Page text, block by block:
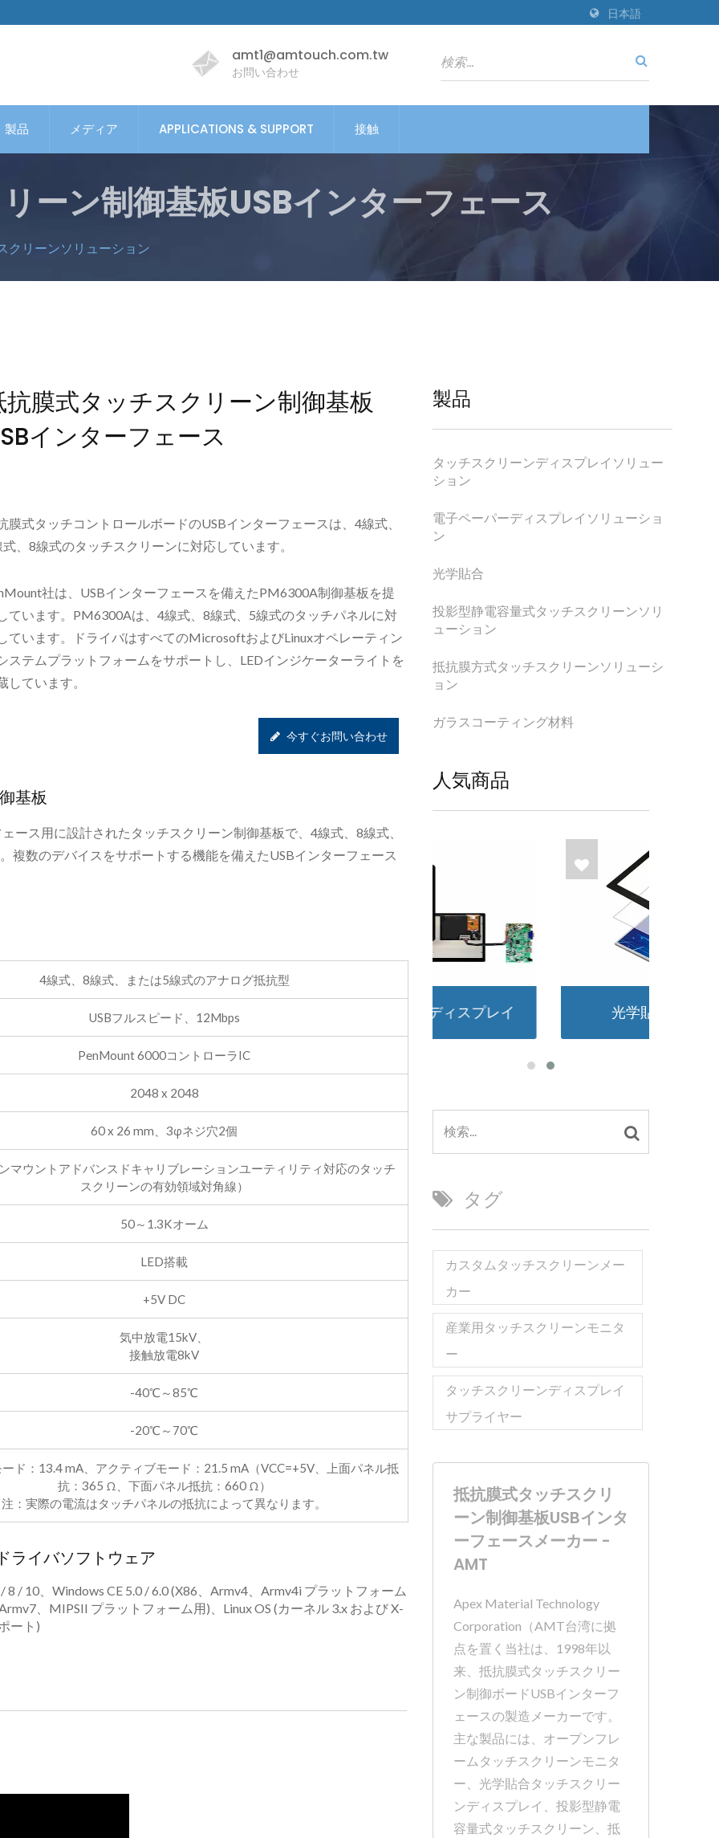
日本語
amt1@amtouch.com.tw
お問い合わせ
製品 メディア APPLICATIONS & SUPPORT 接触
ーン制御基板USBインターフェース
クリーンソリューション
抗膜式タッチスクリーン制御基板
インターフェース
膜式タッチコントロールボードのUSBインターフェースは、4線式、
式、8線式のタッチスクリーンに対応しています。
社は、USBインターフェースを備えたPM6300A制御基板を提
ています。PM6300Aは、4線式、8線式、5線式のタッチパネルに対
ています。ドライバはすべてのMicrosoftおよびLinuxオペレーティン
ステムプラットフォームをサポートし、LEDインジケーターライトを
しています。
今すぐお問い合わせ
基板
ース用に設計されたタッチスクリーン制御基板で、4線式、8線式、
複数のデバイスをサポートする機能を備えたUSBインターフェース
4線式、8線式、または5線式のアナログ抵抗型
USBフルスピード、12Mbps
PenMount 6000コントローラIC
2048 x 2048
60 x 26 mm、3φネジ穴2個
マウントアドバンスドキャリブレーションユーティリティ対応のタッチ
スクリーンの有効領域対角線）
50～1.3Kオーム
LED搭載
+5V DC
気中放電15kV、
接触放電8kV
-40℃～85℃
-20℃～70℃
ド：13.4 mA、アクティブモード：21.5 mA（VCC=+5V、上面パネル抵
抗：365 Ω、下面パネル抵抗：660 Ω）
注：実際の電流はタッチパネルの抵抗によって異なります。
ライバソフトウェア
8 / 10、Windows CE 5.0 / 6.0 (X86、Armv4、Armv4i プラットフォーム
、MIPSII プラットフォーム用)、Linux OS (カーネル 3.x および X-
ート)
製品
タッチスクリーンディスプレイソリュー
ション
電子ペーパーディスプレイソリューショ
ン
光学貼合
投影型静電容量式タッチスクリーンソリ
ューション
抵抗膜方式タッチスクリーンソリューシ
ョン
ガラスコーティング材料
人気商品
光学貼合サービス シグマタッチディスプレイ 光学貼合サービス
タグ
カスタムタッチスクリーンメー
カー
産業用タッチスクリーンモニタ
ー
タッチスクリーンディスプレイ
サプライヤー
抵抗膜式タッチスクリ
ーン制御基板USBインタ
ーフェースメーカー -
AMT
Apex Material Technology
Corporation（AMT台湾に拠
点を置く当社は、1998年以
来、抵抗膜式タッチスクリー
ン制御ボードUSBインターフ
ェースの製造メーカーです。
主な製品には、オープンフレ
ームタッチスクリーンモニタ
ー、光学貼合タッチスクリー
ンディスプレイ、投影型静電
容量式タッチスクリーン、抵